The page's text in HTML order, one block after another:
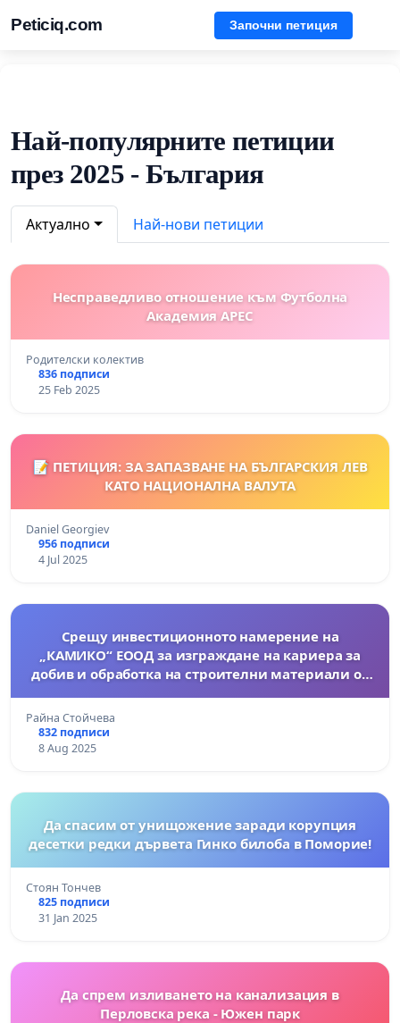
Peticiq.com Започни петиция
Най-популярните петиции
през 2025 - България
Актуално Най-нови петиции
Несправедливо отношение към Футболна
Академия АРЕС
Родителски колектив
836 подписи
25 Feb 2025
📝 ПЕТИЦИЯ: ЗА ЗАПАЗВАНЕ НА БЪЛГАРСКИЯ ЛЕВ
КАТО НАЦИОНАЛНА ВАЛУТА
Daniel Georgiev
956 подписи
4 Jul 2025
Срещу инвестиционното намерение на
„КАМИКО“ EООД за изграждане на кариера за
добив и обработка на строителни материали от
Райна Стойчева
832 подписи
8 Aug 2025
Да спасим от унищожение заради корупция
десетки редки дървета Гинко билоба в Поморие!
Стоян Тончев
825 подписи
31 Jan 2025
Да спрем изливането на канализация в
Перловска река - Южен парк